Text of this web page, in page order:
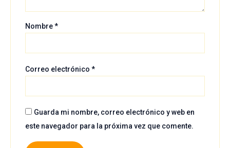
Nombre*
Correo electrónico*
Guarda mi nombre, correo electrónico y web en
este navegador para la próxima vez que comente.